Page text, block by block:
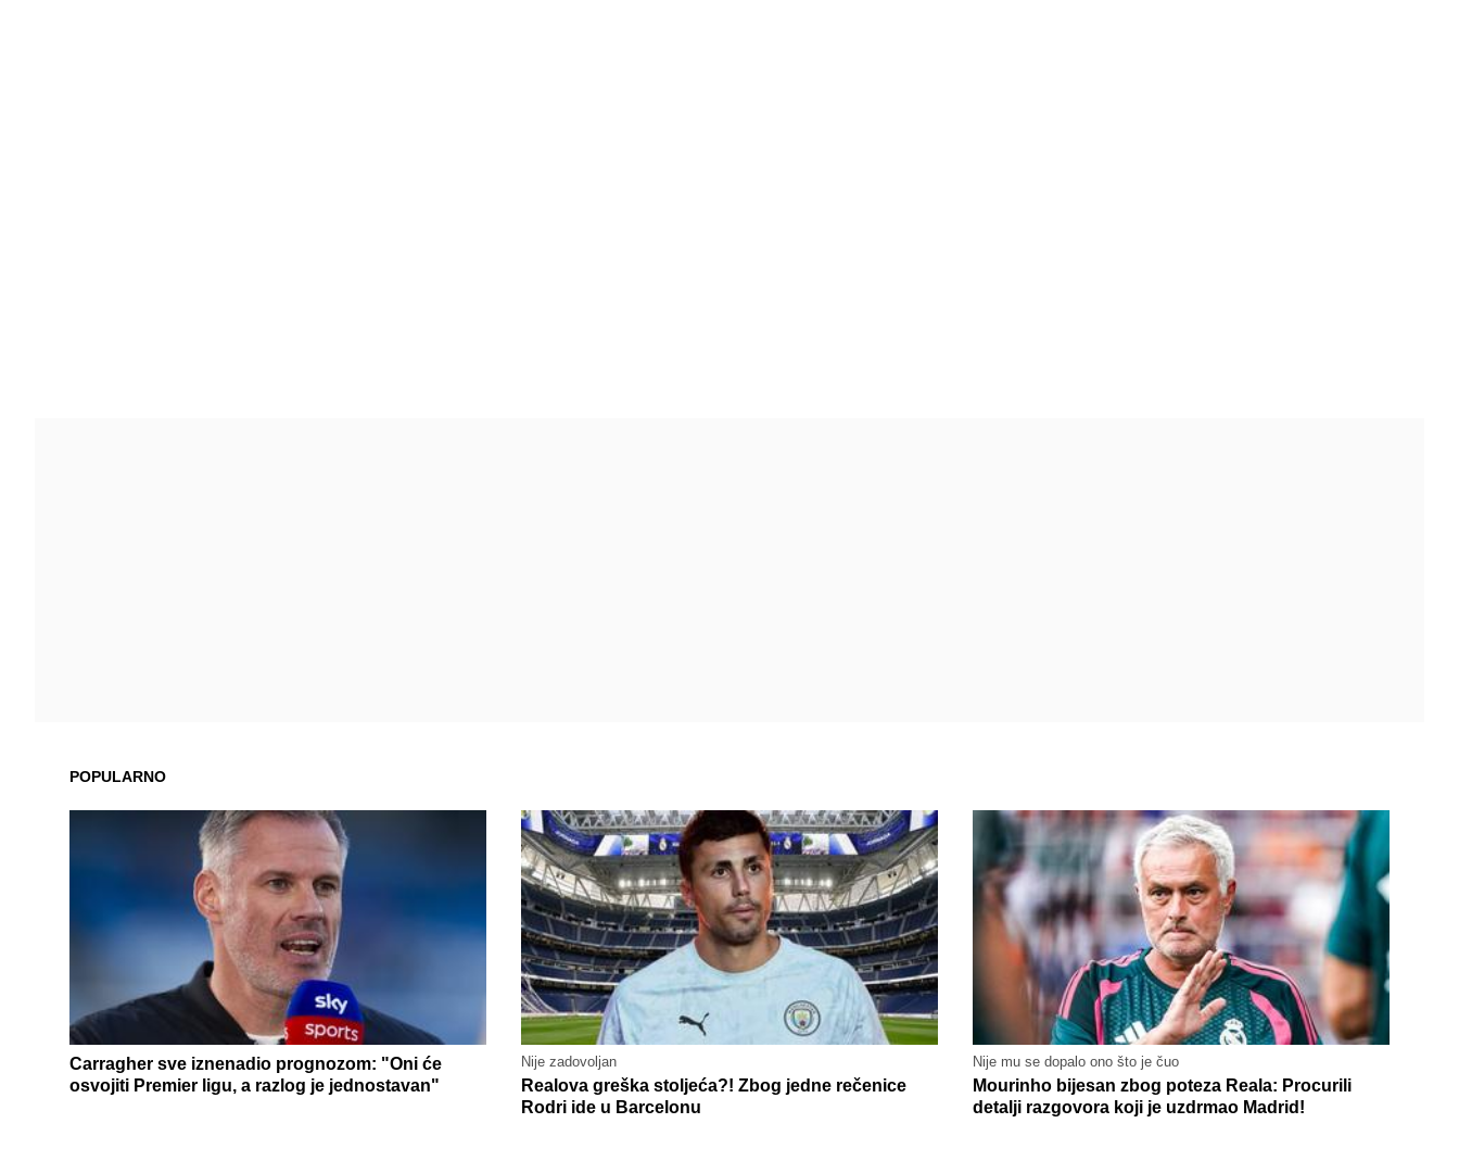
POPULARNO
Carragher sve iznenadio prognozom: "Oni će
osvojiti Premier ligu, a razlog je jednostavan"
Nije zadovoljan
Realova greška stoljeća?! Zbog jedne rečenice
Rodri ide u Barcelonu
Nije mu se dopalo ono što je čuo
Mourinho bijesan zbog poteza Reala: Procurili
detalji razgovora koji je uzdrmao Madrid!